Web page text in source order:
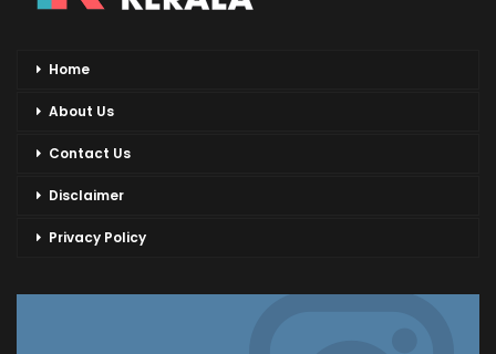
Home
About Us
Contact Us
Disclaimer
Privacy Policy